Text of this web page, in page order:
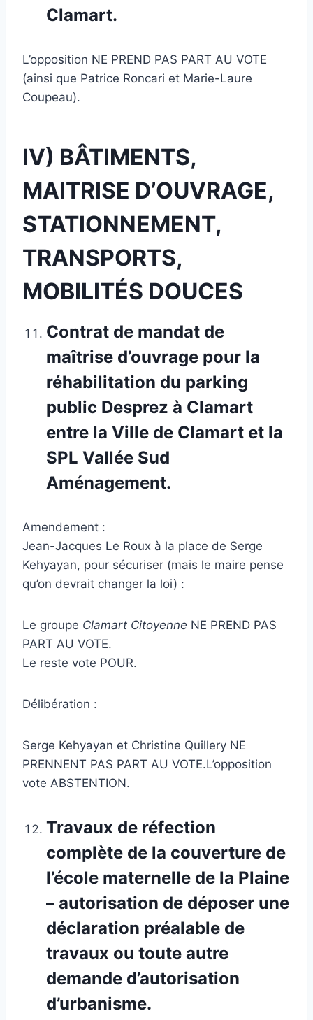
Clamart.
L’opposition NE PREND PAS PART AU VOTE
(ainsi que Patrice Roncari et Marie-Laure
Coupeau).
IV) BÂTIMENTS,
MAITRISE D’OUVRAGE,
STATIONNEMENT,
TRANSPORTS,
MOBILITÉS DOUCES
Contrat de mandat de
maîtrise d’ouvrage pour la
réhabilitation du parking
public Desprez à Clamart
entre la Ville de Clamart et la
SPL Vallée Sud
Aménagement.
Amendement :
Jean-Jacques Le Roux à la place de Serge
Kehyayan, pour sécuriser (mais le maire pense
qu’on devrait changer la loi) :
Le groupe Clamart Citoyenne NE PREND PAS
PART AU VOTE.
Le reste vote POUR.
Délibération :
Serge Kehyayan et Christine Quillery NE
PRENNENT PAS PART AU VOTE.L’opposition
vote ABSTENTION.
Travaux de réfection
complète de la couverture de
l’école maternelle de la Plaine
– autorisation de déposer une
déclaration préalable de
travaux ou toute autre
demande d’autorisation
d’urbanisme.